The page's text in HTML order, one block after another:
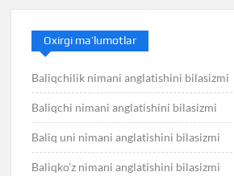
Oxirgi ma’lumotlar
Baliqchilik nimani anglatishini bilasizmi
Baliqchi nimani anglatishini bilasizmi
Baliq uni nimani anglatishini bilasizmi
Baliqko’z nimani anglatishini bilasizmi